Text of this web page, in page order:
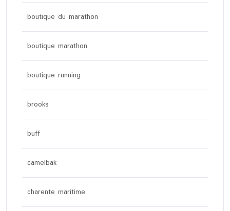
boutique du marathon
boutique marathon
boutique running
brooks
buff
camelbak
charente maritime